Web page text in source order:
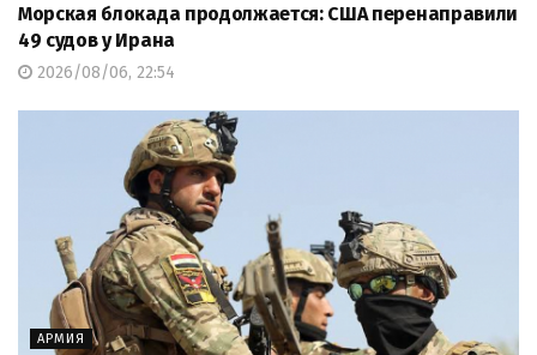
Морская блокада продолжается: США перенаправили
49 судов у Ирана
2026/08/06, 22:54
АРМИЯ